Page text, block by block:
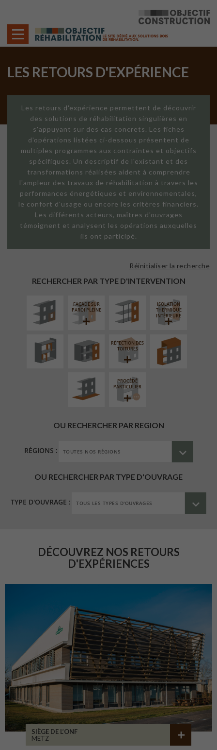
LES RETOURS D'EXPÉRIENCE
Les retours d'expérience permettent de découvrir
des solutions de réhabilitation singulières en
s'appuyant sur des cas concrets. Les fiches
d'opérations listées ci-dessous présentent de
multiples programmes aux contraintes et objectifs
spécifiques. Un descriptif de l'existant et des
transformations réalisées aident à comprendre
l'ampleur des travaux de réhabilitation à travers les
performances énergétiques et environnementales,
le confort d'usage ou encore les critères financiers.
Les différents acteurs, maîtres d'ouvrages
témoignent et analysent les opérations auxquelles
ils ont participé.
RECHERCHER PAR TYPE D'INTERVENTION
Réinitialiser la recherche
EXTÉRIEURE
FAÇADE SUR
PAROI PLEINE
FAÇADE SUR
LINÉAIRE
ISOLATION
THERMIQUE
INTÉRIEURE
RÉAMÉNAGEMENT
INTÉRIEUR
FERMETURE
LOGGIAS
RÉFECTION DES
TOITURES
SURÉLÉVATION
EXTENSION
AMÉNAGEMENT
EXTÉRIEUR
PROCÉDÉ
PARTICULIER
OU RECHERCHER PAR REGION
RÉGIONS :
OU RECHERCHER PAR TYPE D'OUVRAGE
TYPE D'OUVRAGE :
DÉCOUVREZ NOS RETOURS
D'EXPÉRIENCES
SIÈGE DE L’ONF
METZ